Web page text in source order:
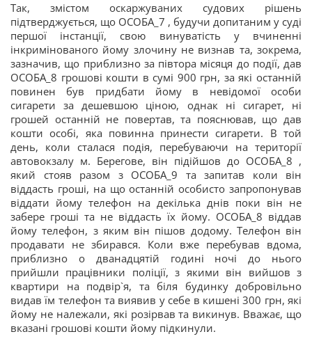
Так, змістом оскаржуваних судових рішень
підтверджується, що ОСОБА_7 , будучи допитаним у суді
першої інстанції, свою винуватість у вчиненні
інкримінованого йому злочину не визнав та, зокрема,
зазначив, що приблизно за півтора місяця до події, дав
ОСОБА_8 грошові кошти в сумі 900 грн, за які останній
повинен був придбати йому в невідомої особи
сигарети за дешевшою ціною, однак ні сигарет, ні
грошей останній не повертав, та пояснював, що дав
кошти особі, яка повинна принести сигарети. В той
день, коли сталася подія, перебуваючи на території
автовокзалу м. Берегове, він підійшов до ОСОБА_8 ,
який стояв разом з ОСОБА_9 та запитав коли він
віддасть гроші, на що останній особисто запропонував
віддати йому телефон на декілька днів поки він не
забере гроші та не віддасть їх йому. ОСОБА_8 віддав
йому телефон, з яким він пішов додому. Телефон він
продавати не збирався. Коли вже перебував вдома,
приблизно о дванадцятій годині ночі до нього
прийшли працівники поліції, з якими він вийшов з
квартири на подвір`я, та біля будинку добровільно
видав їм телефон та виявив у себе в кишені 300 грн, які
йому не належали, які розірвав та викинув. Вважає, що
вказані грошові кошти йому підкинули.